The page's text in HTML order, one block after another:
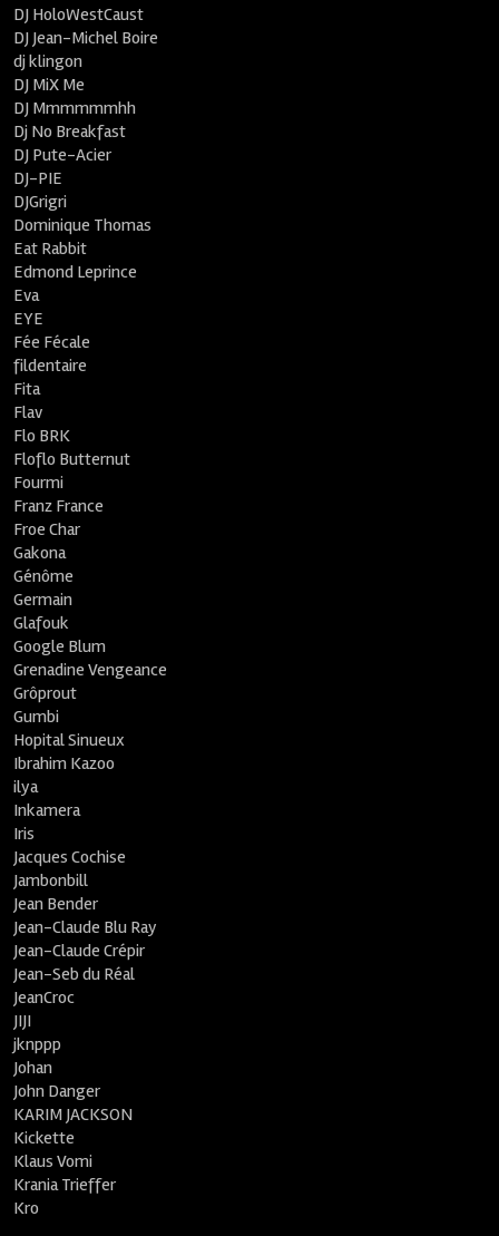
DJ HoloWestCaust
DJ Jean-Michel Boire
dj klingon
DJ MiX Me
DJ Mmmmmmhh
Dj No Breakfast
DJ Pute-Acier
DJ-PIE
DJGrigri
Dominique Thomas
Eat Rabbit
Edmond Leprince
Eva
EYE
Fée Fécale
fildentaire
Fita
Flav
Flo BRK
Floflo Butternut
Fourmi
Franz France
Froe Char
Gakona
Génôme
Germain
Glafouk
Google Blum
Grenadine Vengeance
Grôprout
Gumbi
Hopital Sinueux
Ibrahim Kazoo
ilya
Inkamera
Iris
Jacques Cochise
Jambonbill
Jean Bender
Jean-Claude Blu Ray
Jean-Claude Crépir
Jean-Seb du Réal
JeanCroc
JIJI
jknppp
Johan
John Danger
KARIM JACKSON
Kickette
Klaus Vomi
Krania Trieffer
Kro